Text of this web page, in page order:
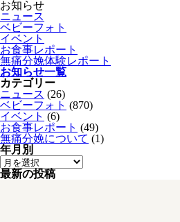
お知らせ
ニュース
ベビーフォト
イベント
お食事レポート
無痛分娩体験レポート
お知らせ一覧
カテゴリー
ニュース (26)
ベビーフォト (870)
イベント (6)
お食事レポート (49)
無痛分娩について (1)
年月別
最新の投稿